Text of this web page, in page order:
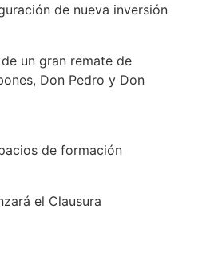
de nueva inversión
un gran remate de
Don Pedro y Don
de formación
el Clausura